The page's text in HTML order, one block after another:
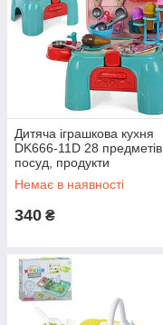
Дитяча іграшкова кухня
DK666-11D 28 предметів,
посуд, продукти
Немає в наявності
340 ₴